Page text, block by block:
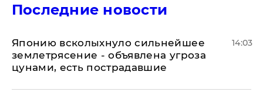
Последние новости
Японию всколыхнуло сильнейшее
землетрясение - объявлена угроза
цунами, есть пострадавшие
14:03